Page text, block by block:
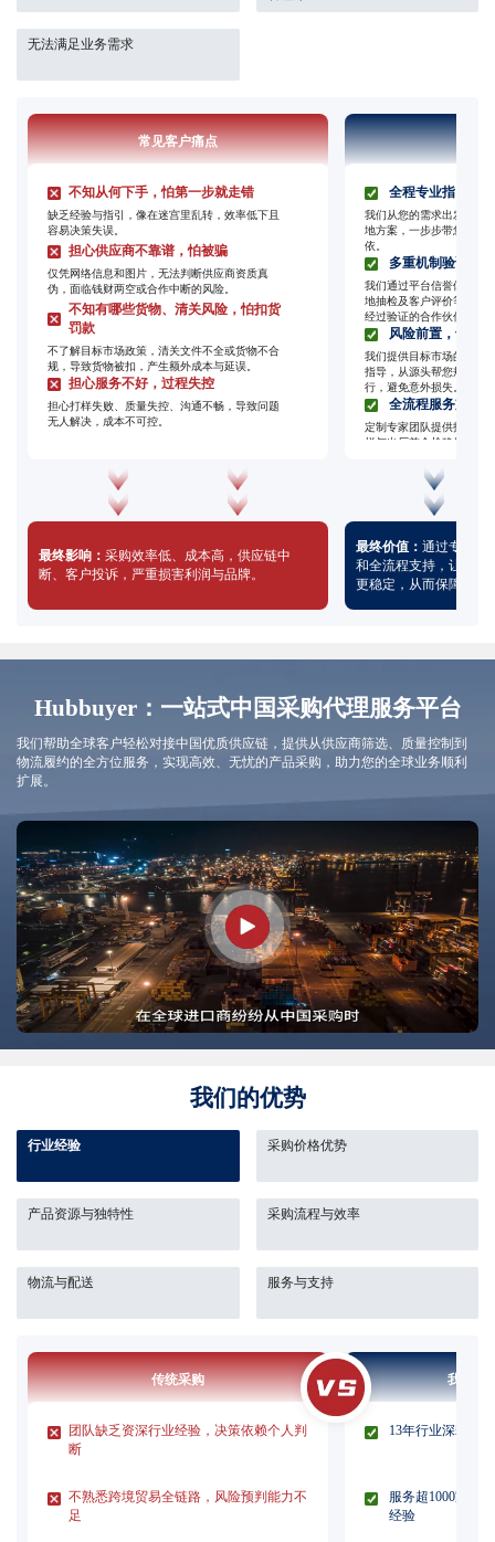
无法满足业务需求
常见客户痛点
不知从何下手，怕第一步就走错
缺乏经验与指引，像在迷宫里乱转，效率低下且
容易决策失误。
担心供应商不靠谱，怕被骗
仅凭网络信息和图片，无法判断供应商资质真
伪，面临钱财两空或合作中断的风险。
不知有哪些货物、清关风险，怕扣货
罚款
不了解目标市场政策，清关文件不全或货物不合
规，导致货物被扣，产生额外成本与延误。
担心服务不好，过程失控
担心打样失败、质量失控、沟通不畅，导致问题
无人解决，成本不可控。
最终影响： 采购效率低、成本高，供应链中
断、客户投诉，严重损害利润与品牌。
全程专业指引，
我们从您的需求出发，提
地方案，一步步带您走通
依。
多重机制验证，
我们通过平台信誉体系、
地抽检及客户评价等多重
经过验证的合作伙伴，降
风险前置，专业
我们提供目标市场的政策
指导，从源头帮您规避风
行，避免意外损失。
全流程服务支持
定制专家团队提供技术与
样与出厂前全检确保产品
最终价值： 通过专业的
和全流程支持，让您的
更稳定，从而保障利润
Hubbuyer：一站式中国采购代理服务平台
我们帮助全球客户轻松对接中国优质供应链，提供从供应商筛选、质量控制到
物流履约的全方位服务，实现高效、无忧的产品采购，助力您的全球业务顺利
扩展。
我们的优势
行业经验 采购价格优势
产品资源与独特性 采购流程与效率
物流与配送 服务与支持
传统采购
团队缺乏资深行业经验，决策依赖个人判
断
不熟悉跨境贸易全链路，风险预判能力不
足
我们的
13年行业深耕，
服务超1000家企
经验